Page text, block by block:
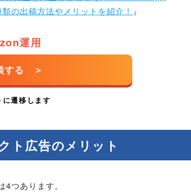
の出稿方法やメリットを紹介！ 』
運用
ト広告のメリット
つあります。